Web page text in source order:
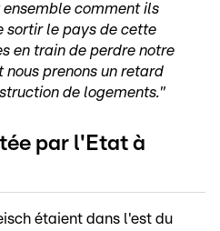
comment ils
sortir le pays de cette
en train de perdre notre
prenons un retard
de logements."
par l'Etat à
étaient dans l'est du